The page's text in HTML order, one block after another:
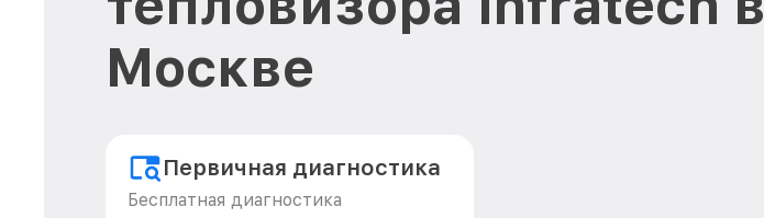
Москве
Первичная диагностика
Бесплатная диагностика